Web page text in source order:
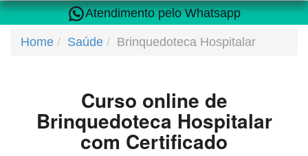
Atendimento pelo Whatsapp
Home Saúde Brinquedoteca Hospitalar
Curso online de
Brinquedoteca Hospitalar
com Certificado